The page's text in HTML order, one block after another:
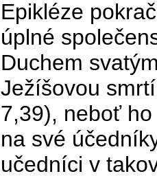
Epikléze
úplné
Duchem
Ježíšovou
7,39), neboť
na své
učedníci v